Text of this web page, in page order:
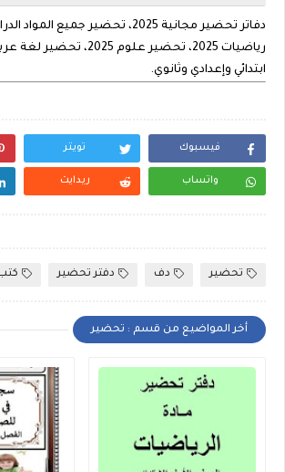
رياضيات 2025، تحضير علوم
ابتدائي وإعدادي وثانوي.
فيسبوك تويتر
واتساب ريدايت
تحضير دف دفتر تحضير كتب
أخر المواضيع من قسم : تحضير